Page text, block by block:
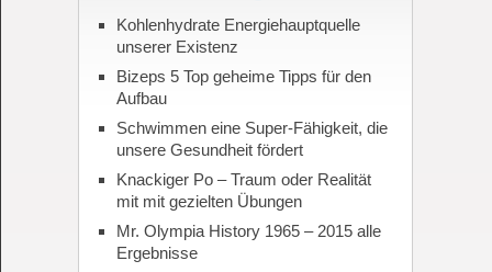
Kohlenhydrate Energiehauptquelle
unserer Existenz
Bizeps 5 Top geheime Tipps für den
Aufbau
Schwimmen eine Super-Fähigkeit, die
unsere Gesundheit fördert
Knackiger Po – Traum oder Realität
mit mit gezielten Übungen
Mr. Olympia History 1965 – 2015 alle
Ergebnisse